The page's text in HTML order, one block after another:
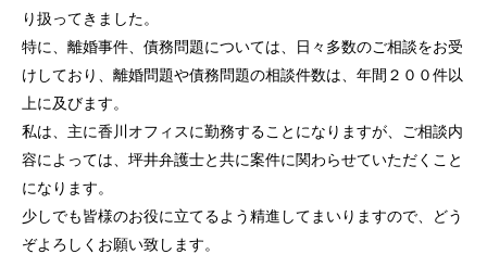
り扱ってきました。
特に、離婚事件、債務問題については、日々多数のご相談をお受
けしており、離婚問題や債務問題の相談件数は、年間２００件以
上に及びます。
私は、主に香川オフィスに勤務することになりますが、ご相談内
容によっては、坪井弁護士と共に案件に関わらせていただくこと
になります。
少しでも皆様のお役に立てるよう精進してまいりますので、どう
ぞよろしくお願い致します。